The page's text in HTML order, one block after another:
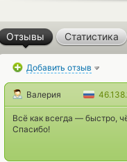
Отзывы Статистика
Добавить отзыв
Валерия
Всё как всегда — быстро,
Спасибо!